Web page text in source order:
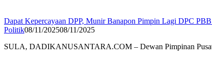
Dapat Kepercayaan DPP, Munir Banapon Pimpin Lagi DPC
Politik08/11/202508/11/2025
SULA, DADIKANUSANTARA.COM – Dewan Pimpinan